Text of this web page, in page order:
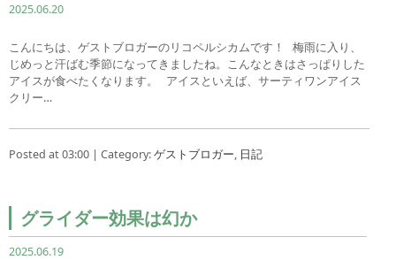
2025.06.20
こんにちは、ゲストブロガーのリコペルシカムです！ 梅雨に入り、
じめっと汗ばむ季節になってきましたね。こんなときはさっぱりした
アイスが食べたくなります。 アイスといえば、サーティワンアイス
クリー…
Posted at 03:00 | Category:ゲストブロガー, 日記
グライダー効果は幻か
2025.06.19